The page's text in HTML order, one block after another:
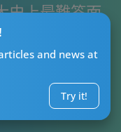
and news at
Try it!
史上最難答面
內附見工面試